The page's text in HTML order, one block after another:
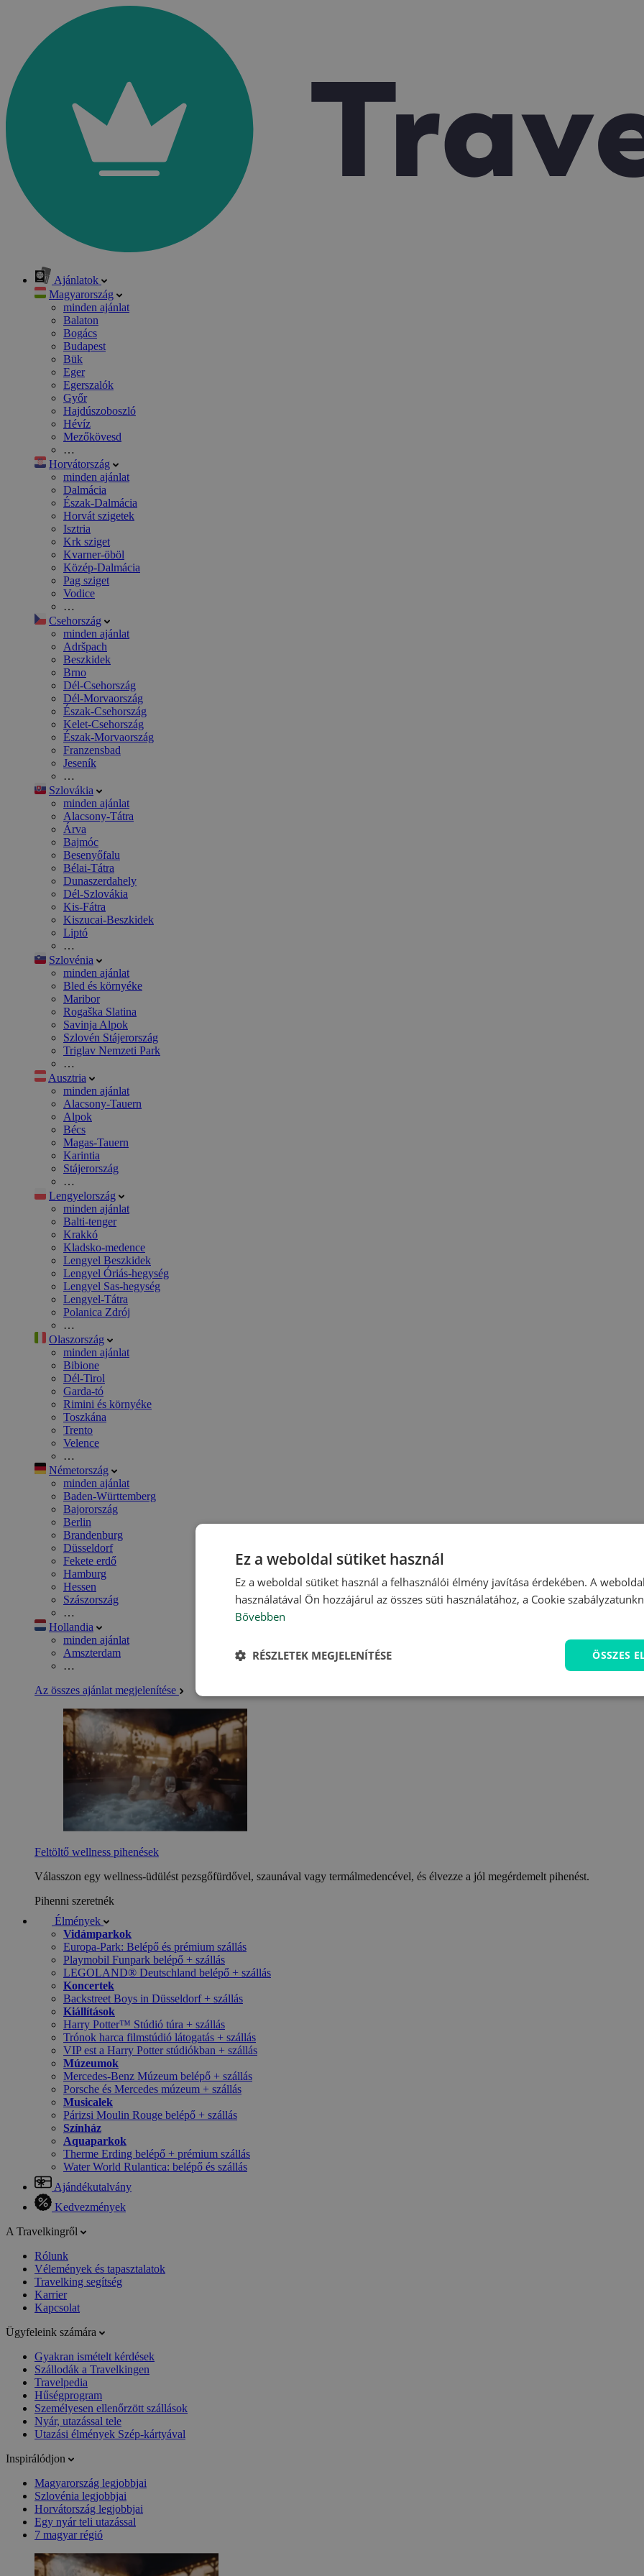
Ajánlatok
Magyarország
minden ajánlat
Balaton
Bogács
Budapest
Bük
Eger
Egerszalók
Győr
Hajdúszoboszló
Hévíz
Mezőkövesd
…
Horvátország
minden ajánlat
Dalmácia
Észak-Dalmácia
Horvát szigetek
Isztria
Krk sziget
Kvarner-öböl
Közép-Dalmácia
Pag sziget
Vodice
…
Csehország
minden ajánlat
Adršpach
Beszkidek
Brno
Dél-Csehország
Dél-Morvaország
Észak-Csehország
Kelet-Csehország
Észak-Morvaország
Franzensbad
Jeseník
…
Szlovákia
minden ajánlat
Alacsony-Tátra
Árva
Bajmóc
Besenyőfalu
Bélai-Tátra
Dunaszerdahely
Dél-Szlovákia
Kis-Fátra
Kiszucai-Beszkidek
Liptó
…
Szlovénia
minden ajánlat
Bled és környéke
Maribor
Rogaška Slatina
Savinja Alpok
Szlovén Stájerország
Triglav Nemzeti Park
…
Ausztria
minden ajánlat
Alacsony-Tauern
Alpok
Bécs
Magas-Tauern
Karintia
Stájerország
…
Lengyelország
minden ajánlat
Balti-tenger
Krakkó
Kladsko-medence
Lengyel Beszkidek
Lengyel Óriás-hegység
Lengyel Sas-hegység
Lengyel-Tátra
Polanica Zdrój
…
Olaszország
minden ajánlat
Bibione
Dél-Tirol
Garda-tó
Rimini és környéke
Toszkána
Trento
Velence
…
Németország
minden ajánlat
Baden-Württemberg
Bajorország
Berlin
Brandenburg
Düsseldorf
Fekete erdő
Hamburg
Hessen
Szászország
…
Hollandia
minden ajánlat
Amszterdam
…
Az összes ajánlat megjelenítése
Feltöltő wellness pihenések
Válasszon egy wellness-üdülést pezsgőfürdővel, szaunával vagy termálmedencével, és élvezze a jól megérdemelt pihenést.
Pihenni szeretnék
Élmények
Vidámparkok
Europa-Park: Belépő és prémium szállás
Playmobil Funpark belépő + szállás
LEGOLAND® Deutschland belépő + szállás
Koncertek
Backstreet Boys in Düsseldorf + szállás
Kiállítások
Harry Potter™ Stúdió túra + szállás
Trónok harca filmstúdió látogatás + szállás
VIP est a Harry Potter stúdiókban + szállás
Múzeumok
Mercedes-Benz Múzeum belépő + szállás
Porsche és Mercedes múzeum + szállás
Musicalek
Párizsi Moulin Rouge belépő + szállás
Színház
Aquaparkok
Therme Erding belépő + prémium szállás
Water World Rulantica: belépő és szállás
Ajándékutalvány
Kedvezmények
A Travelkingről
Rólunk
Vélemények és tapasztalatok
Travelking segítség
Karrier
Kapcsolat
Ügyfeleink számára
Gyakran ismételt kérdések
Szállodák a Travelkingen
Travelpedia
Hűségprogram
Személyesen ellenőrzött szállások
Nyár, utazással tele
Utazási élmények Szép-kártyával
Inspirálódjon
Magyarország legjobbjai
Szlovénia legjobbjai
Horvátország legjobbjai
Egy nyár teli utazással
7 magyar régió
Ez a weboldal sütiket használ
Ez a weboldal sütiket használ a felhasználói élmény javítása érdekében. A
használatával Ön hozzájárul az összes süti használatához, a Cookie
Bővebben
ÖSSZES
RÉSZLETEK MEGJELENÍTÉSE